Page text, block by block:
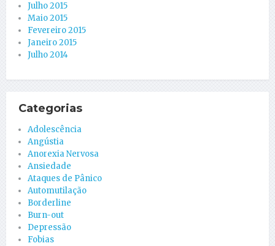
Julho 2015
Maio 2015
Fevereiro 2015
Janeiro 2015
Julho 2014
Categorias
Adolescência
Angústia
Anorexia Nervosa
Ansiedade
Ataques de Pânico
Automutilação
Borderline
Burn-out
Depressão
Fobias